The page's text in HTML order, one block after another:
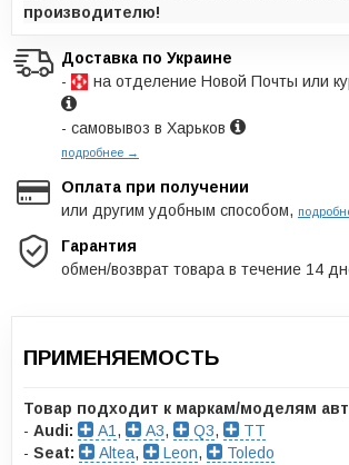
производителю!
Доставка по Украине
-
на отделение Новой Почты или
- самовывоз в Харьков
подробнее →
Оплата при получении
или другим удобным способом,
Гарантия
обмен/возврат товара в течение 14
ПРИМЕНЯЕМОСТЬ
Товар подходит к маркам/моделям
- Audi: A1 , A3, Q3,
TT
- Seat: Altea, Leon,
Toledo